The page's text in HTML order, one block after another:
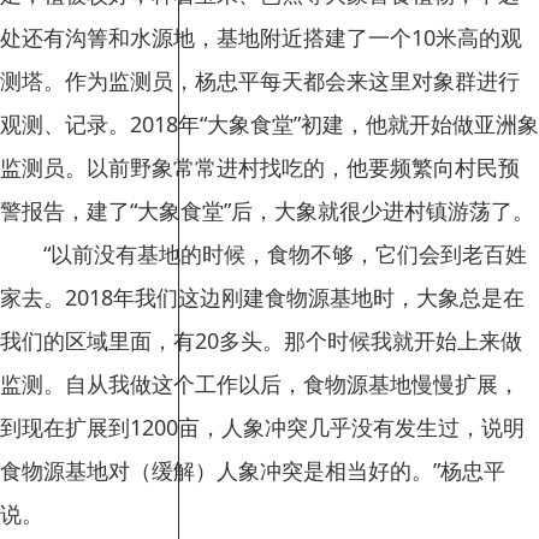
处还有沟箐和水源地，基地附近搭建了一个10米高的观
测塔。作为监测员，杨忠平每天都会来这里对象群进行
观测、记录。2018年“大象食堂”初建，他就开始做亚洲象
监测员。以前野象常常进村找吃的，他要频繁向村民预
警报告，建了“大象食堂”后，大象就很少进村镇游荡了。
“以前没有基地的时候，食物不够，它们会到老百姓
家去。2018年我们这边刚建食物源基地时，大象总是在
我们的区域里面，有20多头。那个时候我就开始上来做
监测。自从我做这个工作以后，食物源基地慢慢扩展，
到现在扩展到1200亩，人象冲突几乎没有发生过，说明
食物源基地对（缓解）人象冲突是相当好的。”杨忠平
说。